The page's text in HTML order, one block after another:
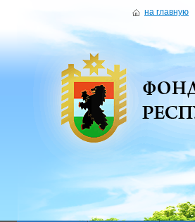
на главную